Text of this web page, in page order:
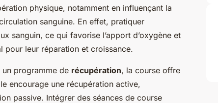
physique, notamment en influençant la
sanguine. En effet, pratiquer
sanguin, ce qui favorise l’apport d’oxygène et
pour leur réparation et croissance.
un programme de récupération, la course offre
encourage une récupération active,
passive. Intégrer des séances de course